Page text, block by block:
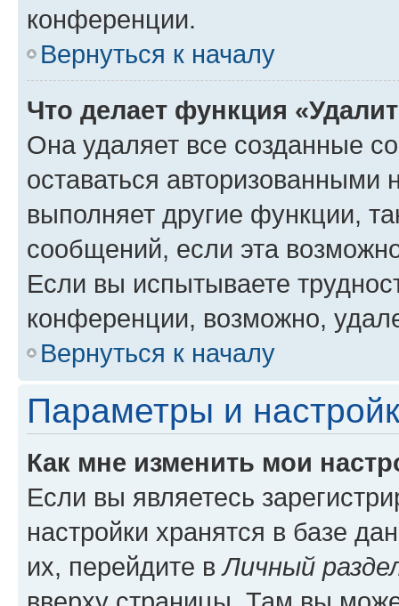
конференции.
Вернуться к началу
Что делает функция
Она удаляет все созданные
оставаться авторизованными
выполняет другие функции,
сообщений, если эта
Если вы испытываете
конференции, возможно,
Вернуться к началу
Параметры и
Как мне изменить мои
Если вы являетесь
настройки хранятся в базе
их, перейдите вЛичный